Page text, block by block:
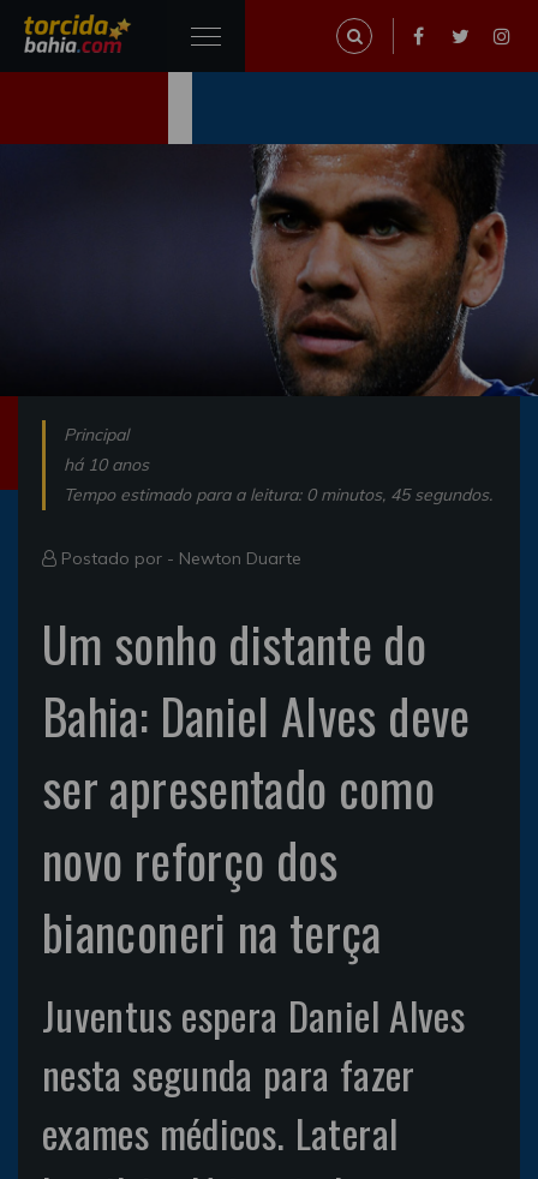
Principal
há 10 anos
Tempo estimado para a leitura: 0 minutos, 45 segundos.
Postado por - Newton Duarte
Um sonho distante do
Bahia: Daniel Alves deve
ser apresentado como
novo reforço dos
bianconeri na terça
Juventus espera Daniel Alves
nesta segunda para fazer
exames médicos. Lateral